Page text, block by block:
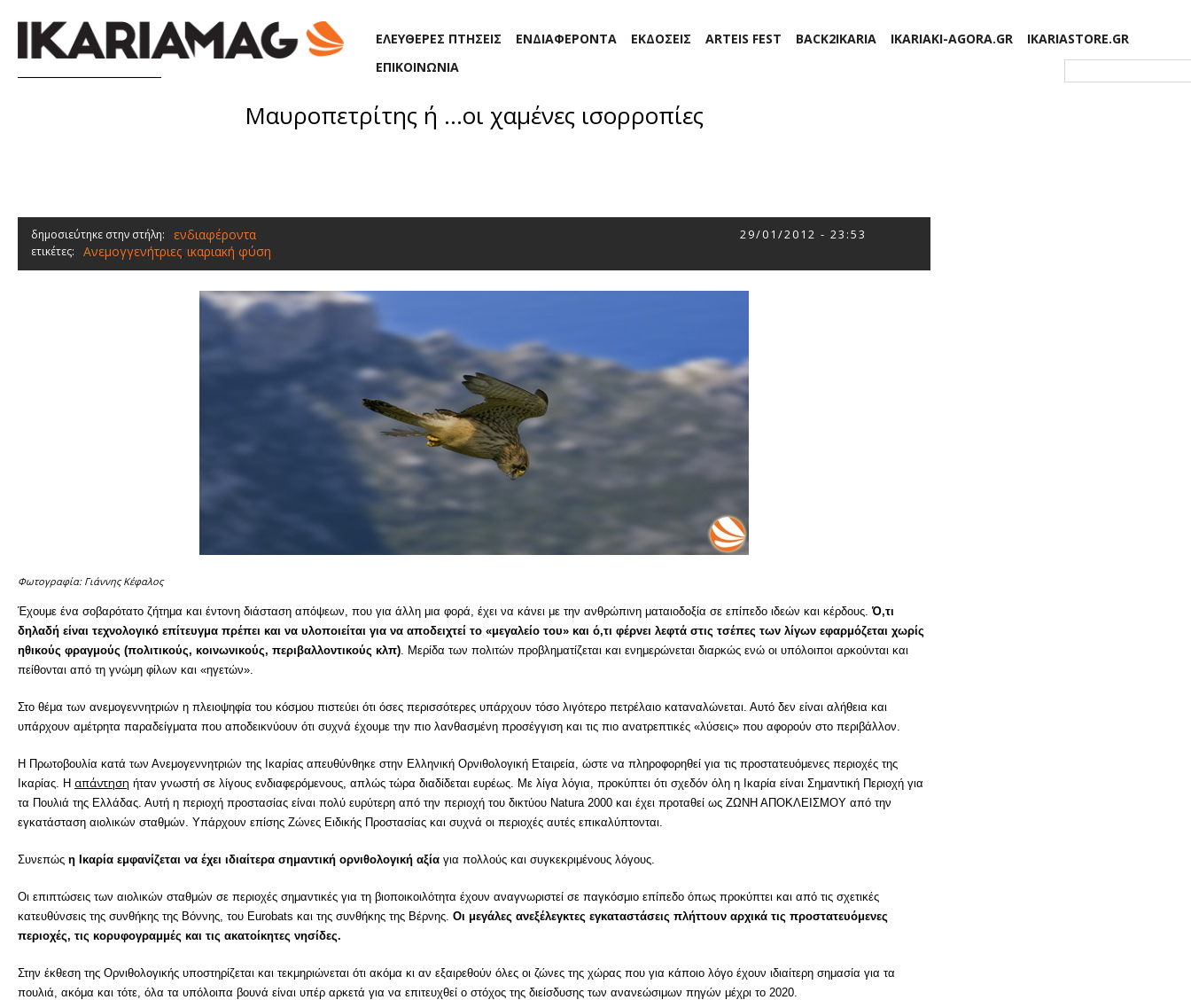
ΕΛΕΥΘΕΡΕΣ ΠΤΗΣΕΙΣ ΕΝΔΙΑΦΕΡΟΝΤΑ ΕΚΔΟΣΕΙΣ ARTEIS FEST BACK2IKARIA IKARIAKI-AGORA.GR
IKARIASTORE.GR
ΕΠΙΚΟΙΝΩΝΙΑ
Μαυροπετρίτης ή …οι χαμένες ισορροπίες
δημοσιεύτηκε στην στήλη: ενδιαφέροντα 29/01/2012 - 23:53
ετικέτες: Ανεμογγενήτριες, ικαριακή φύση
Φωτογραφία: Γιάννης Κέφαλος
Έχουμε ένα σοβαρότατο ζήτημα και έντονη διάσταση απόψεων, που για άλλη μια φορά, έχει να κάνει με την ανθρώπινη ματαιοδοξία σε επίπεδο ιδεών και κέρδους.Ό,τι
δηλαδή είναι τεχνολογικό επίτευγμα πρέπει και να υλοποιείται για να αποδειχτεί το «μεγαλείο του» και ό,τι φέρνει λεφτά στις τσέπες των λίγων εφαρμόζεται χωρίς
ηθικούς φραγμούς (πολιτικούς, κοινωνικούς, περιβαλλοντικούς κλπ). Μερίδα των πολιτών προβληματίζεται και ενημερώνεται διαρκώς ενώ οι υπόλοιποι αρκούνται και
πείθονται από τη γνώμη φίλων και «ηγετών».
Στο θέμα των ανεμογεννητριών η πλειοψηφία του κόσμου πιστεύει ότι όσες περισσότερες υπάρχουν τόσο λιγότερο πετρέλαιο καταναλώνεται. Αυτό δεν είναι αλήθεια και
υπάρχουν αμέτρητα παραδείγματα που αποδεικνύουν ότι συχνά έχουμε την πιο λανθασμένη προσέγγιση και τις πιο ανατρεπτικές «λύσεις» που αφορούν στο περιβάλλον.
Η Πρωτοβουλία κατά των Ανεμογεννητριών της Ικαρίας απευθύνθηκε στην Ελληνική Ορνιθολογική Εταιρεία, ώστε να πληροφορηθεί για τις προστατευόμενες περιοχές της
Ικαρίας. Η απάντηση ήταν γνωστή σε λίγους ενδιαφερόμενους, απλώς τώρα διαδίδεται ευρέως. Με λίγα λόγια, προκύπτει ότι σχεδόν όλη η Ικαρία είναι Σημαντική Περιοχή για
τα Πουλιά της Ελλάδας. Αυτή η περιοχή προστασίας είναι πολύ ευρύτερη από την περιοχή του δικτύου Natura 2000 και έχει προταθεί ως ΖΩΝΗ ΑΠΟΚΛΕΙΣΜΟΥ από την
εγκατάσταση αιολικών σταθμών. Υπάρχουν επίσης Ζώνες Ειδικής Προστασίας και συχνά οι περιοχές αυτές επικαλύπτονται.
Συνεπώς η Ικαρία εμφανίζεται να έχει ιδιαίτερα σημαντική ορνιθολογική αξία για πολλούς και συγκεκριμένους λόγους.
Οι επιπτώσεις των αιολικών σταθμών σε περιοχές σημαντικές για τη βιοποικοιλότητα έχουν αναγνωριστεί σε παγκόσμιο επίπεδο όπως προκύπτει και από τις σχετικές
κατευθύνσεις της συνθήκης της Βόννης, του Eurobats και της συνθήκης της Βέρνης. Οι μεγάλες ανεξέλεγκτες εγκαταστάσεις πλήττουν αρχικά τις προστατευόμενες
περιοχές, τις κορυφογραμμές και τις ακατοίκητες νησίδες.
Στην έκθεση της Ορνιθολογικής υποστηρίζεται και τεκμηριώνεται ότι ακόμα κι αν εξαιρεθούν όλες οι ζώνες της χώρας που για κάποιο λόγο έχουν ιδιαίτερη σημασία για τα
πουλιά, ακόμα και τότε, όλα τα υπόλοιπα βουνά είναι υπέρ αρκετά για να επιτευχθεί ο στόχος της διείσδυσης των ανανεώσιμων πηγών μέχρι το 2020.